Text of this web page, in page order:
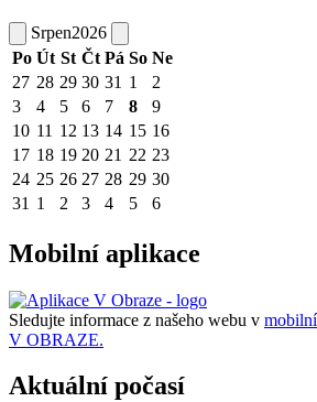
Srpen2026
Po Út St Čt Pá So Ne
27 28 29 30 31 1
2
3
4 5 6 7 8
9
10 11 12 13 14 15 16
17 18 19 20 21 22 23
24 25 26 27 28 29 30
31 1 2 3 4 5 6
Mobilní aplikace
Sledujte informace z našeho webu v
V OBRAZE.
Aktuální počasí